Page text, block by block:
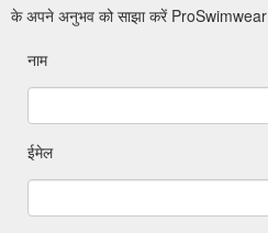
के अपने अनुभव को साझा करें ProSwimwear
नाम
ईमेल